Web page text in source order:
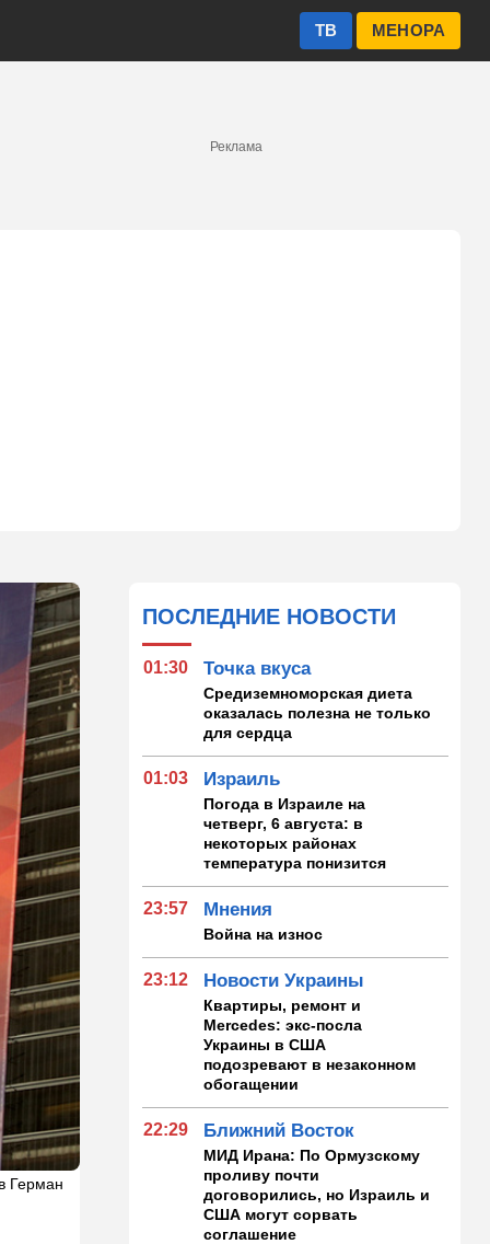
МЕНОРА
ТВ
Реклама
Герман
ПОСЛЕДНИЕ НОВОСТИ
01:30 Точка вкуса
Средиземноморская диета
оказалась полезна не только
для сердца
01:03 Израиль
Погода в Израиле на
четверг, 6 августа: в
некоторых районах
температура понизится
23:57 Мнения
Война на износ
23:12 Новости Украины
Квартиры, ремонт и
Mercedes: экс-посла
Украины в США
подозревают в незаконном
обогащении
22:29 Ближний Восток
МИД Ирана: По Ормузскому
проливу почти
договорились, но Израиль и
США могут сорвать
соглашение